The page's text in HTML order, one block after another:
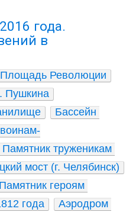
года.
в
Площадь Революции
Пушкина
Бассейн
Памятник труженикам
мост (г. Челябинск)
Памятник героям
года
Аэродром